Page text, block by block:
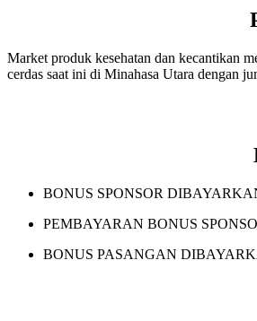
Market produk kesehatan dan kecantikan
cerdas saat ini di Minahasa Utara dengan
BONUS SPONSOR
PEMBAYARAN BONUS
BONUS PASANGAN